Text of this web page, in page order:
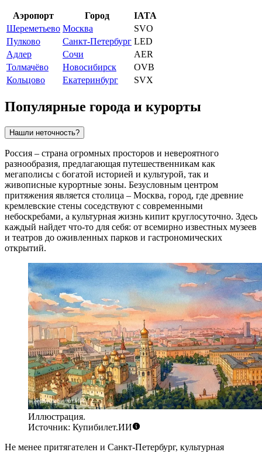
Аэропорт Город
IATA
Шереметьево Москва
SVO
Пулково
Санкт-Петербург LED
Адлер
Сочи
AER
Толмачёво
Новосибирск
OVB
Кольцово
Екатеринбург SVX
Популярные города и курорты
Нашли неточность?
Россия – страна огромных просторов и невероятного
разнообразия, предлагающая путешественникам как
мегаполисы с богатой историей и культурой, так и
живописные курортные зоны. Безусловным центром
притяжения является столица – Москва, город, где древние
кремлевские стены соседствуют с современными
небоскребами, а культурная жизнь кипит круглосуточно. Здесь
каждый найдет что-то для себя: от всемирно известных музеев
и театров до оживленных парков и гастрономических
открытий.
Иллюстрация.
Источник: Купибилет.ИИ
Не менее притягателен и Санкт-Петербург, культурная